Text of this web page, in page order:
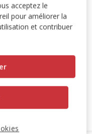
acceptez le
pour améliorer la
et contribuer